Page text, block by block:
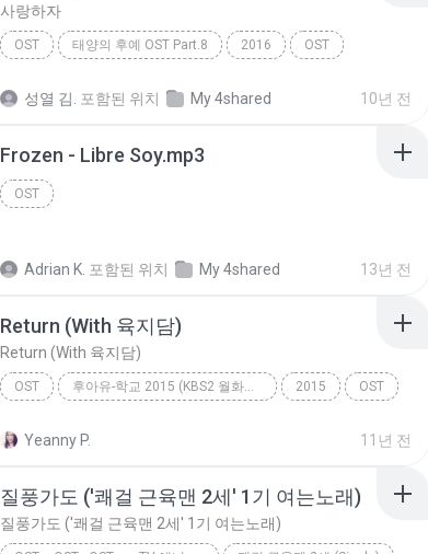
사랑하자
OST 태양의 후예 OST Part.8 2016 OST
성열 김. 포함된 위치 My 4shared 10년 전
Frozen - Libre Soy.mp3
OST
Adrian K. 포함된 위치 My 4shared 13년 전
Return (With 육지담)
Return (With 육지담)
OST 후아유-학교 2015 (KBS2 월화드라마) OST 2015 OST
Yeanny P. 11년 전
질풍가도 ('쾌걸 근육맨 2세' 1기 여는노래)
질풍가도 ('쾌걸 근육맨 2세' 1기 여는노래)